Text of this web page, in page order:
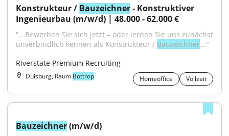
Konstrukteur / Bauzeichner - Konstruktiver
Ingenieurbau (m/w/d) | 48.000 - 62.000 €
"...Bewerben Sie sich jetzt – oder lernen Sie uns zunächst
unverbindlich kennen als Konstrukteur / Bauzeichner..."
Riverstate Premium Recruiting
Duisburg, Raum Bottrop Homeoffice Vollzeit
Bauzeichner (m/w/d)